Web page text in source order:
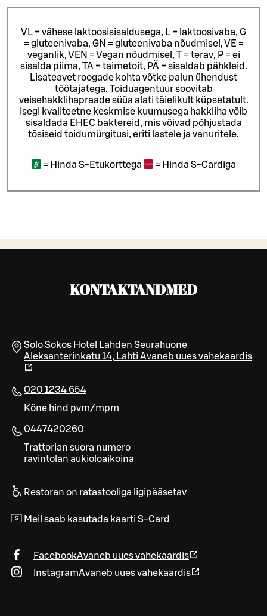
VL = vähese laktoosisisaldusega, L = laktoosivaba, G
= gluteenivaba, GN = gluteenivaba nõudmisel, VE =
veganlik, VEN = Vegan nõudmisel, T = terav, P = ei
sisalda piima, TA = taimetoit, PÄ = sisaldab pähkleid.
Lisateavet roogade kohta võtke palun ühendust
töötajatega. Toiduagentuur soovitab
veisehakklihapraade süüa alati täielikult küpsetatult.
Isegi kvaliteetne keskmise kuumusega hakkliha võib
sisaldada EHEC baktereid, mis võivad põhjustada
tõsiseid toidumürgitusi, eriti lastele ja vanuritele.
= Hinda S-Etukorttega = Hinda S-Cardiga
KONTAKTANDMED
Solo Sokos Hotel Lahden Seurahuone
Aleksanterinkatu 14, Lahti Avaneb uues vahekaardis
020 1234 654
Kõne hind pvm/mpm
0447420260
Trattorian suora numero
ravintolan aukioloaikoina
Restoran on ratastooliga ligipääsetav
Meil saab kasutada kaarti S-Card
FacebookAvaneb uues vahekaardis
InstagramAvaneb uues vahekaardis